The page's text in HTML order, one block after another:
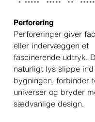
Perforering
Perforeringer giver
eller indervæggen et
fascinerende udtryk.
naturligt lys slippe
bygningen, forbinder
universer og bryder
sædvanlige design.